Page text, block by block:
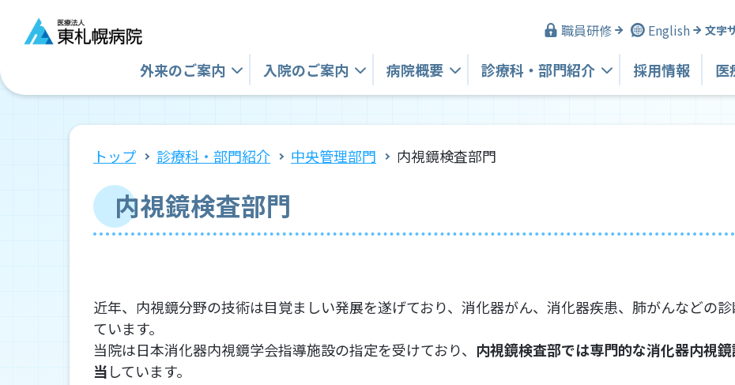
職員研修 English 文字
外来のご案内 入院のご案内 病院概要 診療科・ 部門紹介 採用情報 医
トップ 診療科・部門紹介 中央管理部門 内視鏡検査部門
内視鏡検査部門
近年、内視鏡分野の技術は目覚ましい発展を遂げており、消化器がん、消化器疾患、肺がんなどの
ています。
当院は日本消化器内視鏡学会指導施設の指定を受けており、 内視鏡検査部では専門的な消化器内視
当しています。